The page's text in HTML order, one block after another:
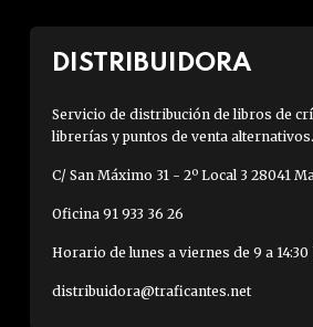
DISTRIBUIDORA
Servicio de distribución de libros de
librerías y puntos de venta alternativos.
C/ San Máximo 31 - 2º Local 3 28041
Oficina 91 933 36 26
Horario de lunes a viernes de 9 a 14:30
distribuidora@traficantes.net